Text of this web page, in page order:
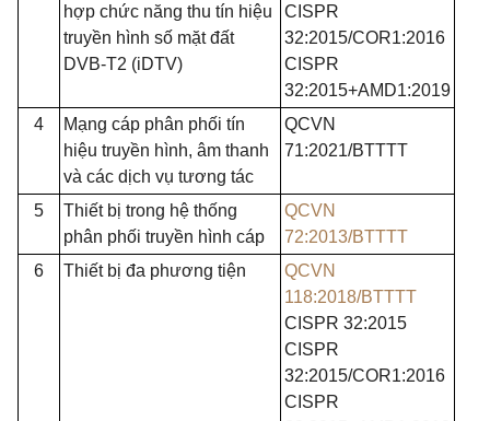
hợp chức năng thu tín hiệu
truyền hình số mặt đất
DVB-T2 (iDTV)
CISPR
32:2015/COR1:2016
CISPR
32:2015+AMD1:2019
4
Mạng cáp phân phối tín
hiệu truyền hình, âm thanh
và các dịch vụ tương tác
QCVN
71:2021/BTTTT
5
Thiết bị trong hệ thống
phân phối truyền hình cáp
QCVN
72:2013/BTTTT
6
Thiết bị đa phương tiện
QCVN
118:2018/BTTTT
CISPR 32:2015
CISPR
32:2015/COR1:2016
CISPR